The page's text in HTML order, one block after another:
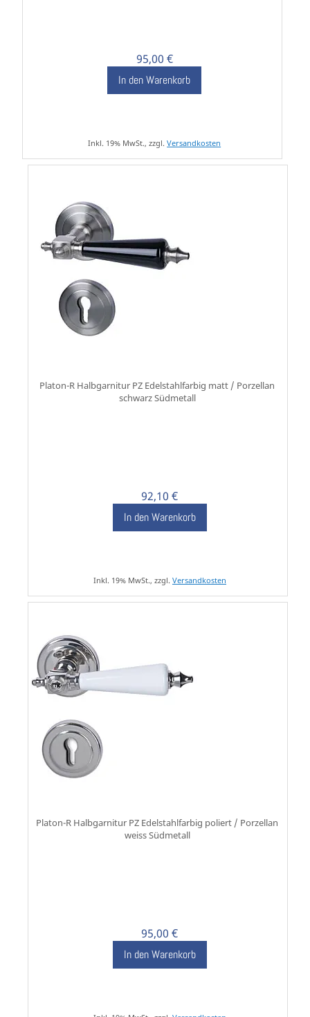
95,00 €
In den Warenkorb
Inkl. 19% MwSt., zzgl.Versandkosten
Platon-R Halbgarnitur PZ Edelstahlfarbig matt / Porzellan
schwarz Südmetall
92,10 €
In den Warenkorb
Inkl. 19% MwSt., zzgl. Versandkosten
Platon-R Halbgarnitur PZ Edelstahlfarbig poliert / Porzellan
weiss Südmetall
95,00 €
In den Warenkorb